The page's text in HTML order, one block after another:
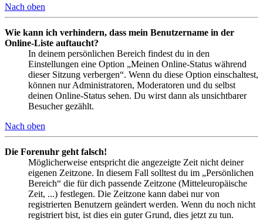
Nach oben
Wie kann ich verhindern, dass mein Benutzername in der
Online-Liste auftaucht?
In deinem persönlichen Bereich findest du in den
Einstellungen eine Option „Meinen Online-Status während
dieser Sitzung verbergen“. Wenn du diese Option einschaltest,
können nur Administratoren, Moderatoren und du selbst
deinen Online-Status sehen. Du wirst dann als unsichtbarer
Besucher gezählt.
Nach oben
Die Forenuhr geht falsch!
Möglicherweise entspricht die angezeigte Zeit nicht deiner
eigenen Zeitzone. In diesem Fall solltest du im „Persönlichen
Bereich“ die für dich passende Zeitzone (Mitteleuropäische
Zeit, ...) festlegen. Die Zeitzone kann dabei nur von
registrierten Benutzern geändert werden. Wenn du noch nicht
registriert bist, ist dies ein guter Grund, dies jetzt zu tun.